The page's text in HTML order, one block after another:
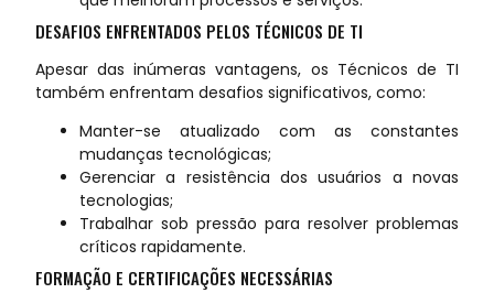
DESAFIOS ENFRENTADOS PELOS TÉCNICOS DE TI
Apesar das inúmeras vantagens, os Técnicos de TI
também enfrentam desafios significativos, como:
Manter-se atualizado com as constantes
mudanças tecnológicas;
Gerenciar a resistência dos usuários a novas
tecnologias;
Trabalhar sob pressão para resolver problemas
críticos rapidamente.
FORMAÇÃO E CERTIFICAÇÕES NECESSÁRIAS